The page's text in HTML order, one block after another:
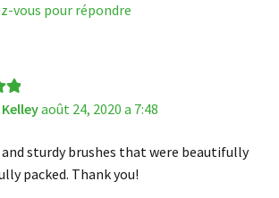
vous pour répondre
5 août 24, 2020 a 7:48
sturdy brushes that were beautifully
packed. Thank you!